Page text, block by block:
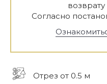
Согласно
Отрез от 0.5 м